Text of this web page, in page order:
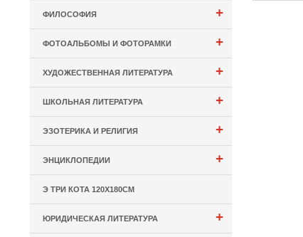
+
ФИЛОСОФИЯ
+
ФОТОАЛЬБОМЫ И ФОТОРАМКИ
+
ХУДОЖЕСТВЕННАЯ ЛИТЕРАТУРА
+
ШКОЛЬНАЯ ЛИТЕРАТУРА
+
ЭЗОТЕРИКА И РЕЛИГИЯ
+
ЭНЦИКЛОПЕДИИ
Э ТРИ КОТА 120Х180СМ
+
ЮРИДИЧЕСКАЯ ЛИТЕРАТУРА